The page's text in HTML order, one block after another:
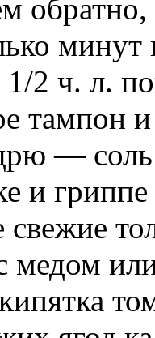
минут
2 ч. л.
тампон
— соль
и
свежие